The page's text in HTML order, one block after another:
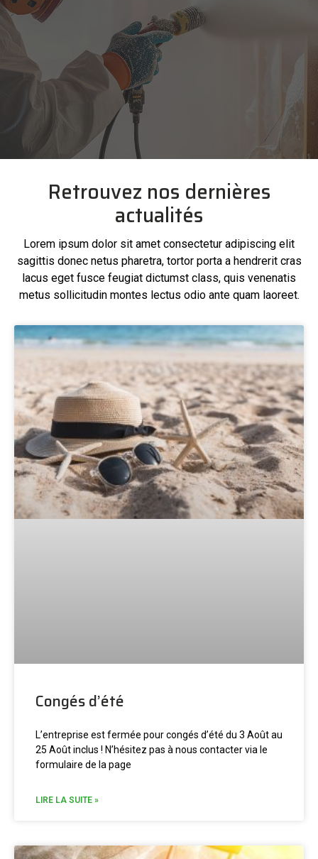
Retrouvez nos dernières
actualités
Lorem ipsum dolor sit amet consectetur adipiscing elit
sagittis donec netus pharetra, tortor porta a hendrerit cras
lacus eget fusce feugiat dictumst class, quis venenatis
metus sollicitudin montes lectus odio ante quam laoreet.
Congés d’été
L’entreprise est fermée pour congés d’été du 3 Août au
25 Août inclus ! N’hésitez pas à nous contacter via le
formulaire de la page
LIRE LA SUITE »